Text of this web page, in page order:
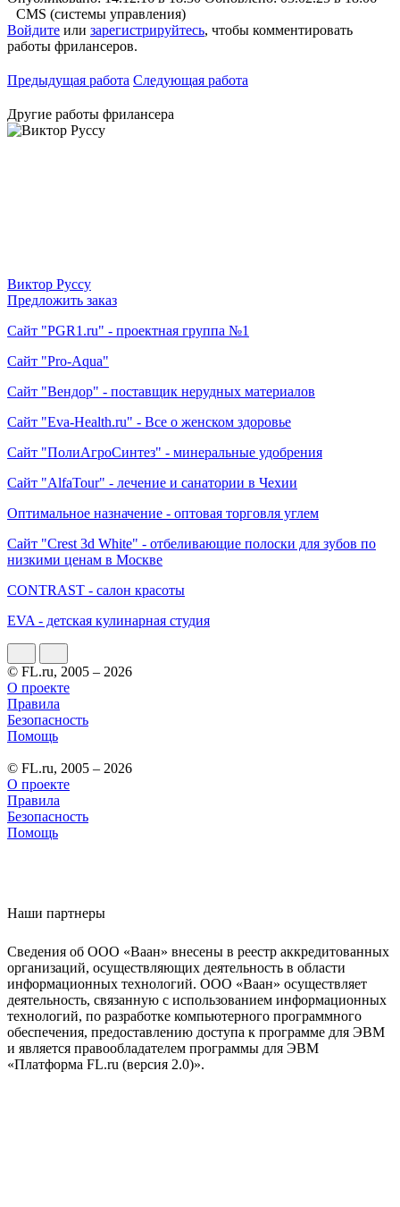
CMS (системы управления)
Войдите или зарегистрируйтесь, чтобы комментировать
работы фрилансеров.
Предыдущая работа Следующая работа
Другие работы фрилансера
Виктор Руссу
Предложить заказ
Сайт "PGR1.ru" - проектная группа №1
Сайт "Pro-Aqua"
Сайт "Вендор" - поставщик нерудных материалов
Сайт "Eva-Health.ru" - Все о женском здоровье
Сайт "ПолиАгроСинтез" - минеральные удобрения
Сайт "AlfaTour" - лечение и санатории в Чехии
Оптимальное назначение - оптовая торговля углем
Сайт "Crest 3d White" - отбеливающие полоски для зубов по
низкими ценам в Москве
CONTRAST - салон красоты
EVA - детская кулинарная студия
© FL.ru, 2005 – 2026
О проекте
Правила
Безопасность
Помощь
© FL.ru, 2005 – 2026
О проекте
Правила
Безопасность
Помощь
Наши партнеры
Сведения об ООО «Ваан» внесены в реестр аккредитованных
организаций, осуществляющих деятельность в области
информационных технологий. ООО «Ваан» осуществляет
деятельность, связанную с использованием информационных
технологий, по разработке компьютерного программного
обеспечения, предоставлению доступа к программе для ЭВМ
и является правообладателем программы для ЭВМ
«Платформа FL.ru (версия 2.0)».